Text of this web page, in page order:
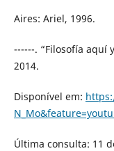
Aires: Ariel, 1996.
------. “Filosofía aquí
2014.
Disponível em:
Última consulta: 11